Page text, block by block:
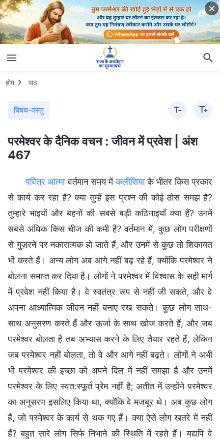
होम पाठ
विषय-वस्तु
परमेश्वर के दैनिक वचन : जीवन में प्रवेश | अंश
467
पवित्र आत्मावर्तमान समय मेंकलीसियाके भीतर किस प्रकार
से कार्य कर रहा है? क्या तुम्हें इस प्रश्न की कोई ठोस समझ है?
तुम्हारे भाइयों और बहनों की सबसे बड़ी कठिनाइयाँ क्या हैं? उनमें
सबसे अधिक किस चीज की कमी है? वर्तमान में, कुछ लोग परीक्षणों
से गुज़रने पर नकारात्मक हो जाते हैं, और उनमें से कुछ तो शिकायत
भी करते हैं। अन्य लोग अब आगे नहीं बढ़ रहे हैं, क्योंकि परमेश्वर ने
बोलना समाप्त कर दिया है। लोगों ने परमेश्वर में विश्वास के सही मार्ग
में प्रवेश नहीं किया है। वे स्वतंत्र रूप से नहीं जी सकते, और वे
अपना आध्यात्मिक जीवन नहीं बनाए रख सकते। कुछ लोग साथ-
साथ अनुसरण करते हैं और ऊर्जा के साथ खोज करते हैं, और जब
परमेश्वर बोलता है तब अभ्यास करने के लिए तैयार रहते हैं, लेकिन
जब परमेश्वर नहीं बोलता, तो वे और आगे नहीं बढ़ते। लोगों ने अभी
भी परमेश्वर की इच्छा को अपने दिल में नहीं समझा है और उनमें
परमेश्वर के लिए स्वत:स्फूर्त प्रेम नहीं है; अतीत में उन्होंने परमेश्वर
का अनुसरण इसलिए किया था, क्योंकि वे मजबूर थे। अब कुछ लोग
हैं, जो परमेश्वर के कार्य से थक गए हैं। क्या ऐसे लोग खतरे में नहीं
हैं? बहुत सारे लोग सिर्फ निभाने की स्थिति में रहते हैं। यद्यपि वे